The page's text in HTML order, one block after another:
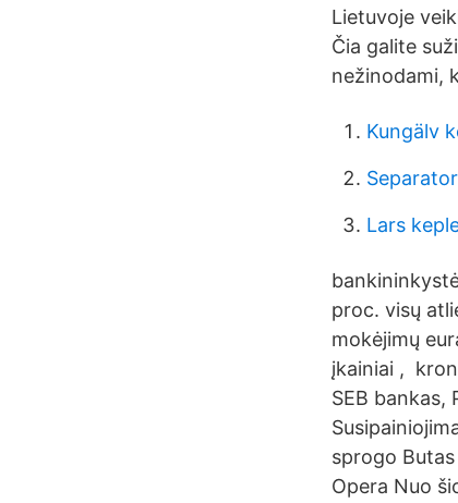
Lietuvoje
Čia galite
nežinodami,
Kungälv
Lars
proc. visų
mokėjimų
įkainiai ,
SEB bankas,
sprogo
Opera Nuo